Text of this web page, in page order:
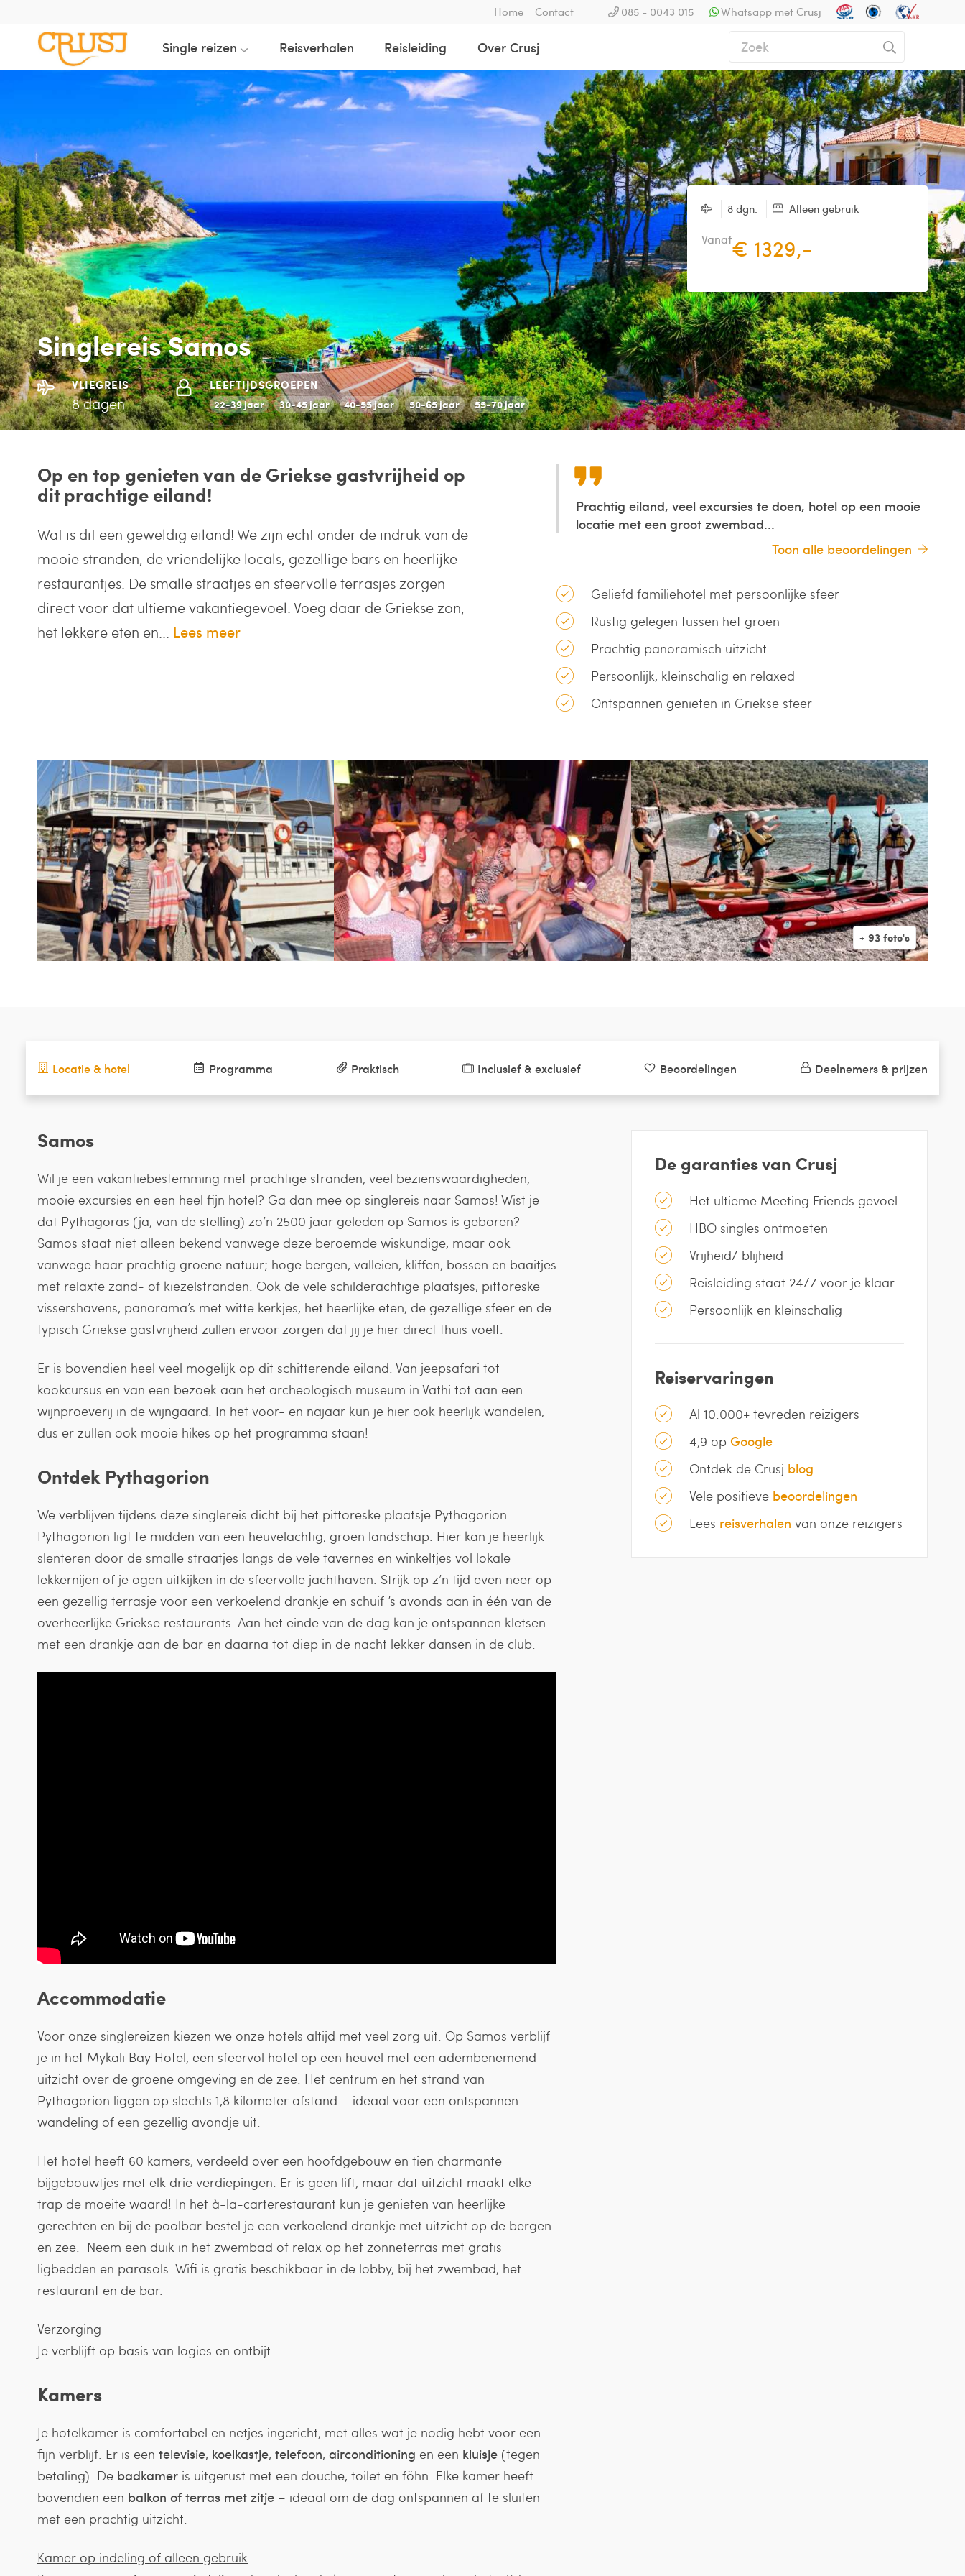
Home Contact 085 - 0043 015 Whatsapp met Crusj
Single reizen Reisverhalen Reisleiding Over Crusj
8 dgn. Alleen gebruik
Vanaf€ 1329,-
Singlereis Samos
VLIEGREIS
8 dagen
LEEFTIJDSGROEPEN
22-39 jaar 30-45 jaar 40-55 jaar 50-65 jaar 55-70 jaar
Op en top genieten van de Griekse gastvrijheid op
dit prachtige eiland!
Wat is dit een geweldig eiland! We zijn echt onder de indruk van de
mooie stranden, de vriendelijke locals, gezellige bars en heerlijke
restaurantjes. De smalle straatjes en sfeervolle terrasjes zorgen
direct voor dat ultieme vakantiegevoel. Voeg daar de Griekse zon,
het lekkere eten en... Lees meer
Prachtig eiland, veel excursies te doen, hotel op een mooie
locatie met een groot zwembad...
Toon alle beoordelingen
Geliefd familiehotel met persoonlijke sfeer
Rustig gelegen tussen het groen
Prachtig panoramisch uitzicht
Persoonlijk, kleinschalig en relaxed
Ontspannen genieten in Griekse sfeer
Locatie & hotel
Samos
Wil je een vakantiebestemming met prachtige stranden, veel bezienswaardigheden,
mooie excursies en een heel fijn hotel? Ga dan mee op singlereis naar Samos! Wist je
dat Pythagoras (ja, van de stelling) zo’n 2500 jaar geleden op Samos is geboren?
Samos staat niet alleen bekend vanwege deze beroemde wiskundige, maar ook
vanwege haar prachtig groene natuur; hoge bergen, valleien, kliffen, bossen en baaitjes
met relaxte zand- of kiezelstranden. Ook de vele schilderachtige plaatsjes, pittoreske
vissershavens, panorama’s met witte kerkjes, het heerlijke eten, de gezellige sfeer en de
typisch Griekse gastvrijheid zullen ervoor zorgen dat jij je hier direct thuis voelt.
Er is bovendien heel veel mogelijk op dit schitterende eiland. Van jeepsafari tot
kookcursus en van een bezoek aan het archeologisch museum in Vathi tot aan een
wijnproeverij in de wijngaard. In het voor- en najaar kun je hier ook heerlijk wandelen,
dus er zullen ook mooie hikes op het programma staan!
Ontdek Pythagorion
We verblijven tijdens deze singlereis dicht bij het pittoreske plaatsje Pythagorion.
Pythagorion ligt te midden van een heuvelachtig, groen landschap. Hier kan je heerlijk
slenteren door de smalle straatjes langs de vele tavernes en winkeltjes vol lokale
lekkernijen of je ogen uitkijken in de sfeervolle jachthaven. Strijk op z’n tijd even neer op
een gezellig terrasje voor een verkoelend drankje en schuif ’s avonds aan in één van de
overheerlijke Griekse restaurants. Aan het einde van de dag kan je ontspannen kletsen
met een drankje aan de bar en daarna tot diep in de nacht lekker dansen in de club.
Accommodatie
Voor onze singlereizen kiezen we onze hotels altijd met veel zorg uit. Op Samos verblijf
je in het Mykali Bay Hotel, een sfeervol hotel op een heuvel met een adembenemend
uitzicht over de groene omgeving en de zee. Het centrum en het strand van
Pythagorion liggen op slechts 1,8 kilometer afstand – ideaal voor een ontspannen
wandeling of een gezellig avondje uit.
Het hotel heeft 60 kamers, verdeeld over een hoofdgebouw en tien charmante
bijgebouwtjes met elk drie verdiepingen. Er is geen lift, maar dat uitzicht maakt elke
trap de moeite waard! In het à-la-carterestaurant kun je genieten van heerlijke
gerechten en bij de poolbar bestel je een verkoelend drankje met uitzicht op de bergen
en zee. Neem een duik in het zwembad of relax op het zonneterras met gratis
ligbedden en parasols. Wifi is gratis beschikbaar in de lobby, bij het zwembad, het
restaurant en de bar.
Verzorging
Je verblijft op basis van logies en ontbijt.
Kamers
Je hotelkamer is comfortabel en netjes ingericht, met alles wat je nodig hebt voor een
fijn verblijf. Er is een televisie, koelkastje, telefoon, airconditioning en een kluisje (tegen
betaling). De badkamer is uitgerust met een douche, toilet en föhn. Elke kamer heeft
bovendien een balkon of terras met zitje – ideaal om de dag ontspannen af te sluiten
met een prachtig uitzicht.
Kamer op indeling of alleen gebruik
De garanties van Crusj
Het ultieme Meeting Friends gevoel
HBO singles ontmoeten
Vrijheid/ blijheid
Reisleiding staat 24/7 voor je klaar
Persoonlijk en kleinschalig
Reiservaringen
Al 10.000+ tevreden reizigers
4,9 op Google
Ontdek de Crusj blog
Vele positieve beoordelingen
Lees reisverhalen van onze reizigers
Programma Praktisch Inclusief & exclusief Beoordelingen Deelnemers & prijzen